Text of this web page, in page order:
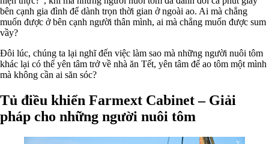
bên cạnh gia đình để dành trọn thời gian ở ngoài ao. Ai mà chẳng
muốn được ở bên cạnh người thân mình, ai mà chẳng muốn được sum
vầy?
Đôi lúc, chúng ta lại nghĩ đến việc làm sao mà những người nuôi tôm
khác lại có thể yên tâm trở về nhà ăn Tết, yên tâm để ao tôm một mình
mà không cần ai săn sóc?
Tủ điều khiển Farmext Cabinet – Giải
pháp cho những người nuôi tôm